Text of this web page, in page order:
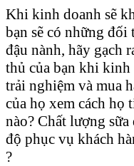
Khi kinh doanh sẽ
bạn sẽ có những
đậu nành, hãy gạch
thủ của bạn khi
trải nghiệm và mua
của họ xem cách họ
nào? Chất lượng sữa
độ phục vụ khách
?